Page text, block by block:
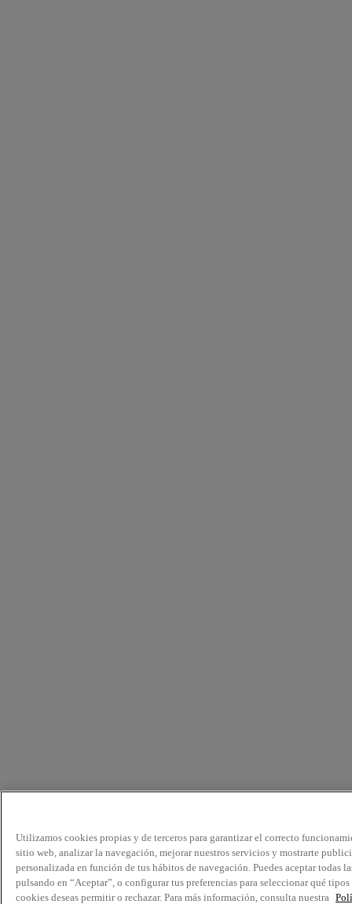
Utilizamos cookies propias y de terceros para garantizar el correcto
sitio web, analizar la navegación, mejorar nuestros servicios y mostrarte
personalizada en función de tus hábitos de navegación. Puedes aceptar todas
pulsando en “Aceptar”, o configurar tus preferencias para seleccionar qué tipos
cookies deseas permitir o rechazar. Para más información, consulta nuestra